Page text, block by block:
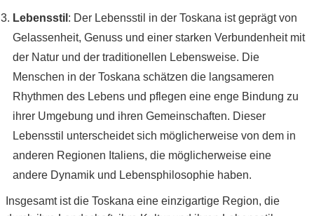
Lebensstil : Der Lebensstil in der Toskana ist geprägt von
Gelassenheit, Genuss und einer starken Verbundenheit mit
der Natur und der traditionellen Lebensweise. Die
Menschen in der Toskana schätzen die langsameren
Rhythmen des Lebens und pflegen eine enge Bindung zu
ihrer Umgebung und ihren Gemeinschaften. Dieser
Lebensstil unterscheidet sich möglicherweise von dem in
anderen Regionen Italiens, die möglicherweise eine
andere Dynamik und Lebensphilosophie haben.
Insgesamt ist die Toskana eine einzigartige Region, die